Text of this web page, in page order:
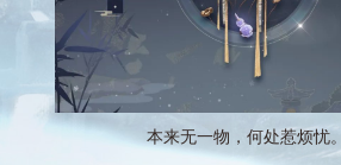
本来无一物，何处惹烦忧。